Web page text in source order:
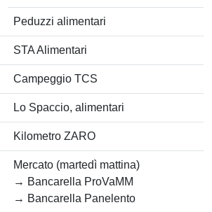
Peduzzi alimentari
STA Alimentari
Campeggio TCS
Lo Spaccio, alimentari
Kilometro ZARO
Mercato (martedì mattina)
→ Bancarella ProVaMM
→ Bancarella Panelento